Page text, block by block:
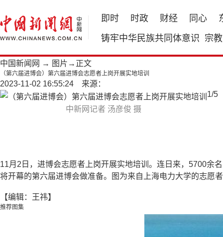
即时 时政 财经 同心
铸牢中华民族共同体意识 宗教
中国新闻网 → 图片 →正文
（第六届进博会）第六届进博会志愿者上岗开展实地培训
2023-11-02 16:55:24 来源：
中新网记者 汤彦俊 摄
1/5
11月2日，进博会志愿者上岗开展实地培训。连日来，5700余
将开幕的第六届进博会做准备。图为来自上海电力大学的志愿
【编辑：王祎】
推荐图集